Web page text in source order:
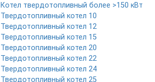
Котел твердотопливный более >150 кВт
Твердотопливный котел 10
Твердотопливный котел 12
Твердотопливный котел 15
Твердотопливный котел 20
Твердотопливный котел 22
Твердотопливный котел 24
Твердотопливный котел 25